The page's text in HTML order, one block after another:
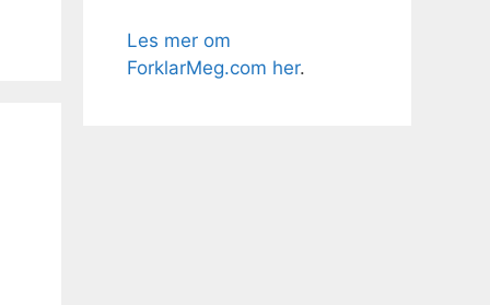
Les mer om
ForklarMeg.com her.